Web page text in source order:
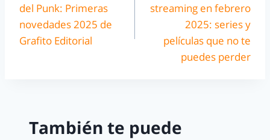
del Punk: Primeras
novedades 2025 de
Grafito Editorial
streaming en febrero
2025: series y
películas que no te
puedes perder
También te puede